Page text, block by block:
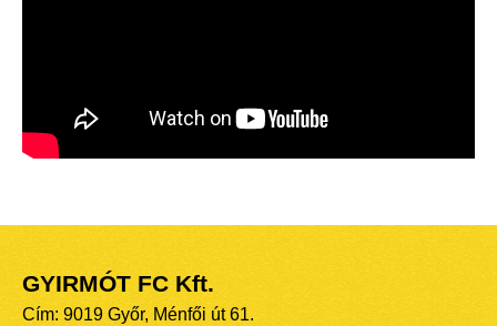
GYIRMÓT FC Kft.
Cím: 9019 Győr, Ménfői út 61.